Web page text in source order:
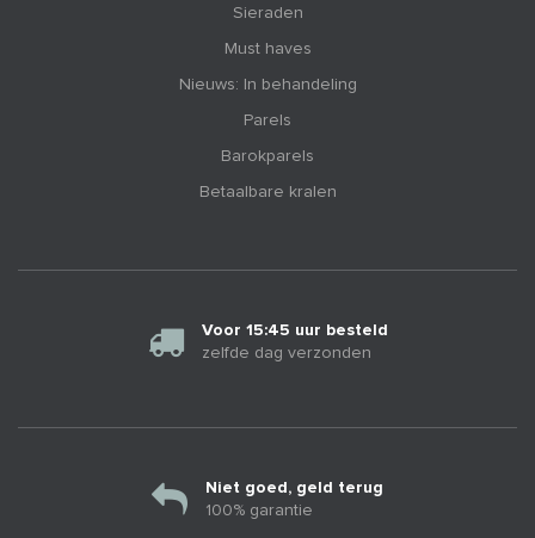
Sieraden
Must haves
Nieuws: In behandeling
Parels
Barokparels
Betaalbare kralen
Voor 15:45 uur besteld
zelfde dag verzonden
Niet goed, geld terug
100% garantie